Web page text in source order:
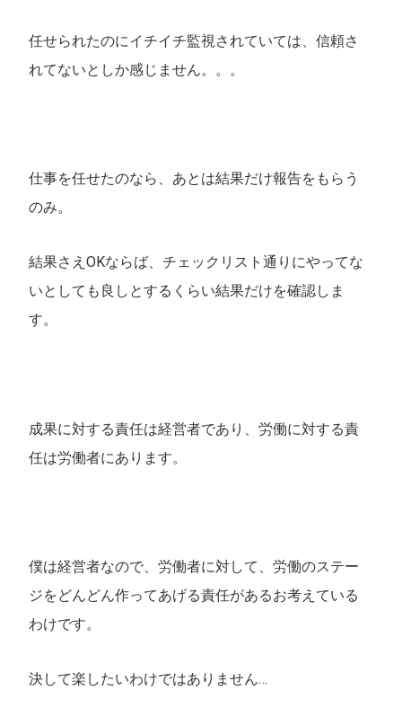
任せられたのにイチイチ監視されていては、信頼さ
れてないとしか感じません。。。
仕事を任せたのなら、あとは結果だけ報告をもらう
のみ。
結果さえOKならば、チェックリスト通りにやってな
いとしても良しとするくらい結果だけを確認しま
す。
成果に対する責任は経営者であり、労働に対する責
任は労働者にあります。
僕は経営者なので、労働者に対して、労働のステー
ジをどんどん作ってあげる責任があるお考えている
わけです。
決して楽したいわけではありません…